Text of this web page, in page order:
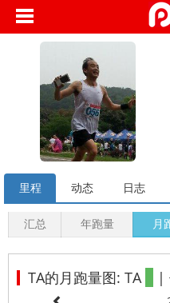
里程 动态 日志
汇总 年跑量 月
TA的月跑量图: TA |